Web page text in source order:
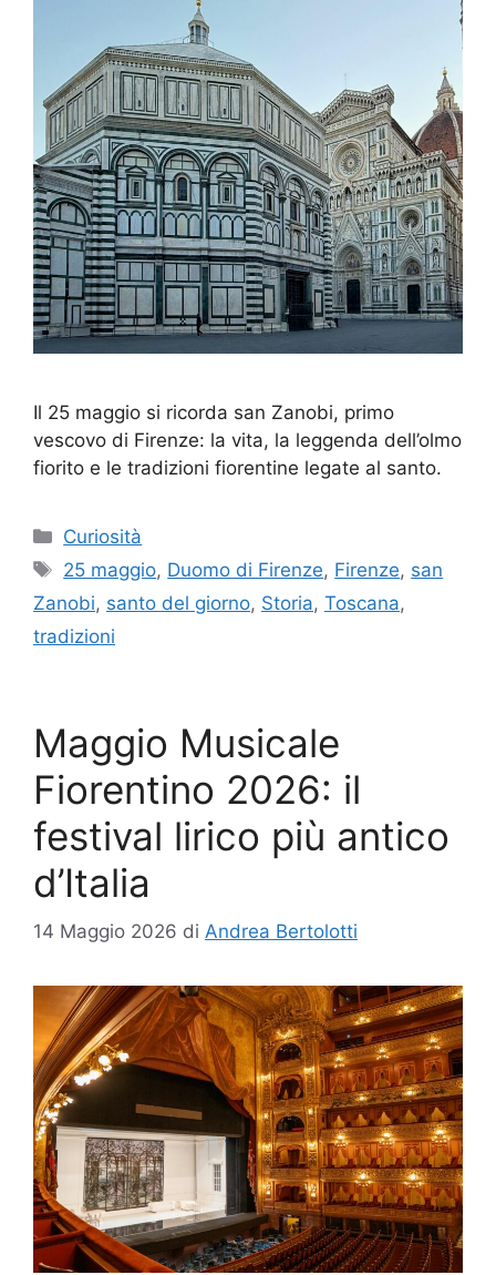
Il 25 maggio si ricorda san Zanobi, primo
vescovo di Firenze: la vita, la leggenda dell’olmo
fiorito e le tradizioni fiorentine legate al santo.
Categorie
Curiosità
Tag
25 maggio, Duomo di Firenze, Firenze, san
Zanobi, santo del giorno, Storia, Toscana,
tradizioni
Maggio Musicale
Fiorentino 2026: il
festival lirico più antico
d’Italia
14 Maggio 2026 di Andrea Bertolotti